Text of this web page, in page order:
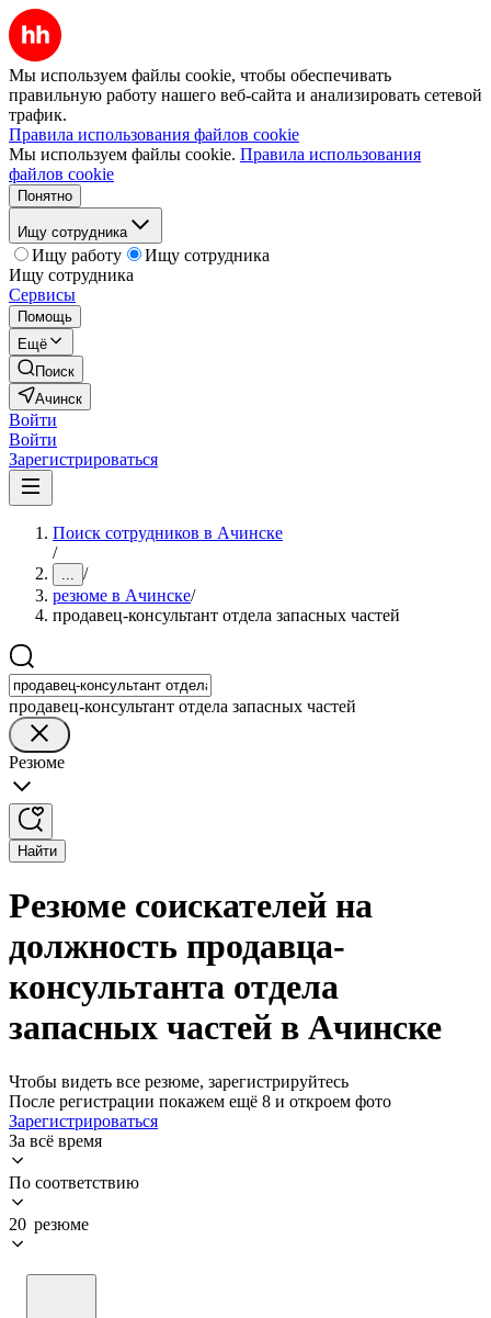
Мы используем файлы cookie, чтобы обеспечивать
правильную работу нашего веб-сайта и анализировать сетевой
трафик.
Правила использования файлов cookie
Мы используем файлы cookie. Правила использования
файлов cookie
Понятно
Ищу сотрудника
Ищу работу
Ищу сотрудника
Ищу сотрудника
Сервисы
Помощь
Ещё
Поиск
Ачинск
Войти
Войти
Зарегистрироваться
Поиск сотрудников в Ачинске
/
... /
резюме в Ачинске/
продавец-консультант отдела запасных частей
продавец-консультант отдела запасных частей
Резюме
Найти
Резюме соискателей на
должность продавца-
консультанта отдела
запасных частей в Ачинске
Чтобы видеть все резюме, зарегистрируйтесь
После регистрации покажем ещё 8 и откроем фото
Зарегистрироваться
За всё время
По соответствию
20 резюме